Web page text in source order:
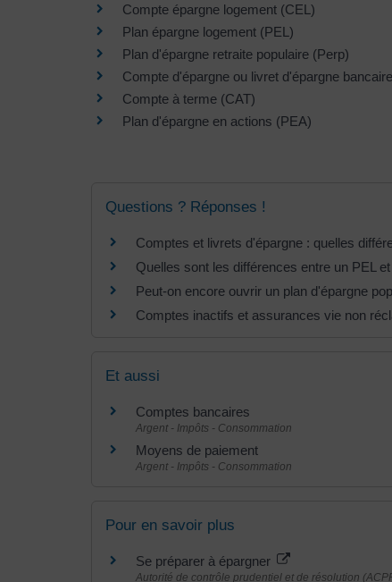
Compte épargne logement (CEL)
Plan épargne logement (PEL)
Plan d'épargne retraite populaire (Perp)
Compte d'épargne ou livret d'épargne bancaire
Compte à terme (CAT)
Plan d'épargne en actions (PEA)
Questions ? Réponses !
Comptes et livrets d'épargne : quelles
Quelles sont les différences entre un PEL
Peut-on encore ouvrir un plan d'épargne
Comptes inactifs et assurances vie non
Et aussi
Comptes bancaires
Argent - Impôts - Consommation
Moyens de paiement
Argent - Impôts - Consommation
Pour en savoir plus
Se préparer à épargner
Autorité de contrôle prudentiel et de résolution